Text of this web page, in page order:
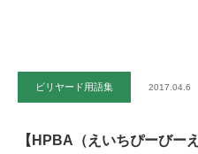
ビリヤード用語集 2017.04.6
【HPBA（えいちぴーびー